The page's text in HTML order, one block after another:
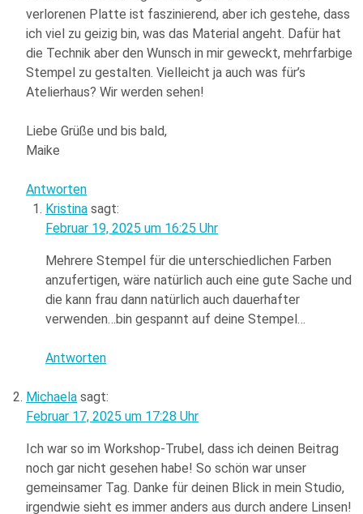
verlorenen Platte ist faszinierend, aber ich gestehe, dass
ich viel zu geizig bin, was das Material angeht. Dafür hat
die Technik aber den Wunsch in mir geweckt, mehrfarbige
Stempel zu gestalten. Vielleicht ja auch was für’s
Atelierhaus? Wir werden sehen!
Liebe Grüße und bis bald,
Maike
Antworten
Kristina sagt:
Februar 19, 2025 um 16:25 Uhr
Mehrere Stempel für die unterschiedlichen Farben
anzufertigen, wäre natürlich auch eine gute Sache und
die kann frau dann natürlich auch dauerhafter
verwenden…bin gespannt auf deine Stempel…
Antworten
Michaela sagt:
Februar 17, 2025 um 17:28 Uhr
Ich war so im Workshop-Trubel, dass ich deinen Beitrag
noch gar nicht gesehen habe! So schön war unser
gemeinsamer Tag. Danke für deinen Blick in mein Studio,
irgendwie sieht es immer anders aus durch andere Linsen!